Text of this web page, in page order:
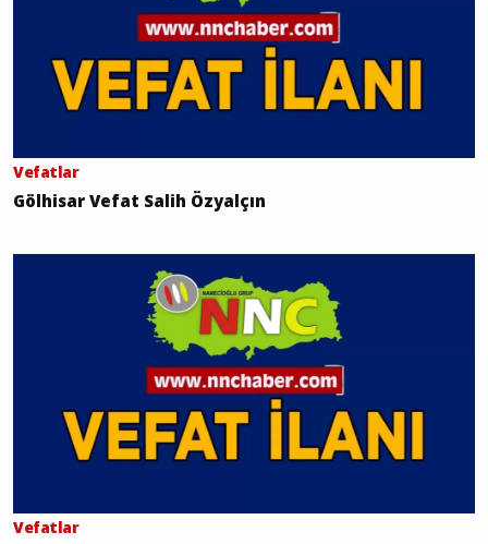
Vefatlar
Gölhisar Vefat Salih Özyalçın
Vefatlar